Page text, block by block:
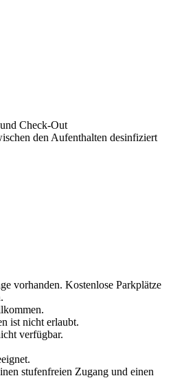
Check-Out
den Aufenthalten desinfiziert
vorhanden. Kostenlose Parkplätze
ist nicht erlaubt.
verfügbar.
stufenfreien Zugang und einen